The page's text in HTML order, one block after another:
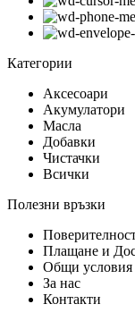
Категории
Аксесоари
Акумулатори
Масла
Добавки
Чистачки
Всички
Полезни връзки
Плащане и
Общи условия
За нас
Контакти